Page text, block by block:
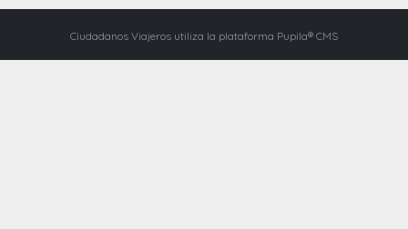
Ciudadanos Viajeros utiliza la plataforma Pupila® CMS